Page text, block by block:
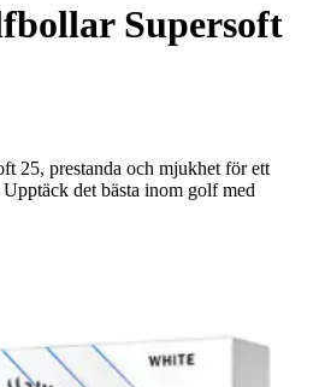
Supersoft
25, prestanda och mjukhet för ett
det bästa inom golf med